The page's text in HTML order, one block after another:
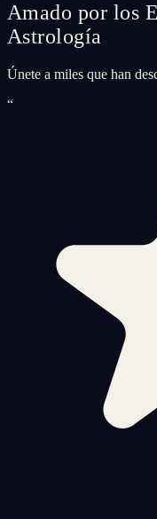
Amado por los
Astrología
Únete a miles que han
“